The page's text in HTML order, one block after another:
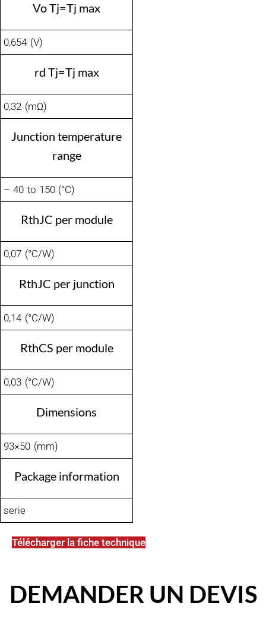
Vo Tj=Tj max
0,654 (V)
rd Tj=Tj max
0,32 (mΩ)
Junction temperature
range
– 40 to 150 (°C)
RthJC per module
0,07 (°C/W)
RthJC per junction
0,14 (°C/W)
RthCS per module
0,03 (°C/W)
Dimensions
93×50 (mm)
Package information
serie
Télécharger la fiche technique
DEMANDER UN DEVIS